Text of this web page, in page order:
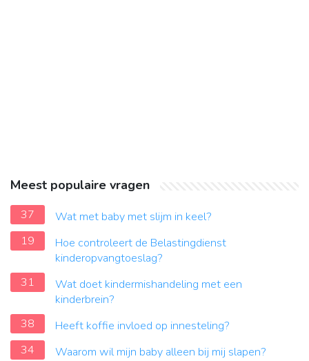
Meest populaire vragen
37
Wat met baby met slijm in keel?
19
Hoe controleert de Belastingdienst
kinderopvangtoeslag?
31
Wat doet kindermishandeling met een
kinderbrein?
38
Heeft koffie invloed op innesteling?
34
Waarom wil mijn baby alleen bij mij slapen?